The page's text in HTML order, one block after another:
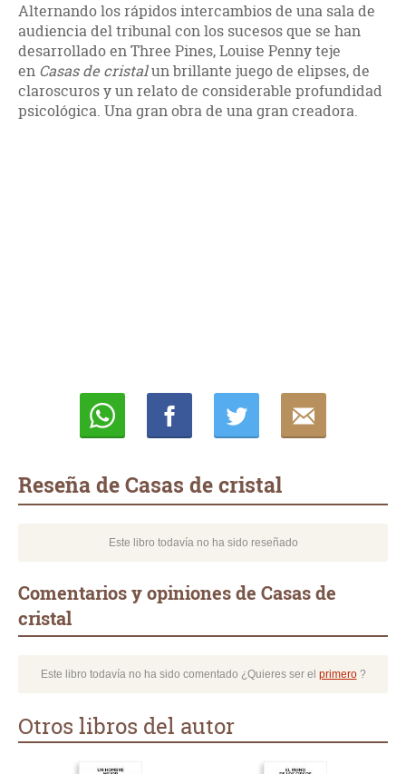
Alternando los rápidos intercambios de una sala de
audiencia del tribunal con los sucesos que se han
desarrollado en Three Pines, Louise Penny teje
en Casas de cristalun brillante juego de elipses, de
claroscuros y un relato de considerable profundidad
psicológica. Una gran obra de una gran creadora.
Reseña de Casas de cristal
Este libro todavía no ha sido reseñado
Comentarios y opiniones de Casas de
cristal
Este libro todavía no ha sido comentado ¿Quieres ser el primero?
Otros libros del autor